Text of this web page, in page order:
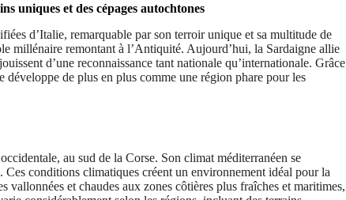
uniques et des cépages autochtones
d’Italie, remarquable par son terroir unique et sa multitude de
millénaire remontant à l’Antiquité. Aujourd’hui, la Sardaigne allie
d’une reconnaissance tant nationale qu’internationale. Grâce
de plus en plus comme une région phare pour les
au sud de la Corse. Son climat méditerranéen se
Ces conditions climatiques créent un environnement idéal pour la
et chaudes aux zones côtières plus fraîches et maritimes,